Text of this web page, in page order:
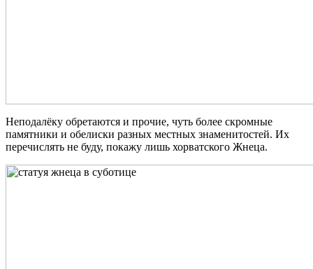
Неподалёку обретаются и прочие, чуть более скромные
памятники и обелиски разных местных знаменитостей. Их
перечислять не буду, покажу лишь хорватского Жнеца.